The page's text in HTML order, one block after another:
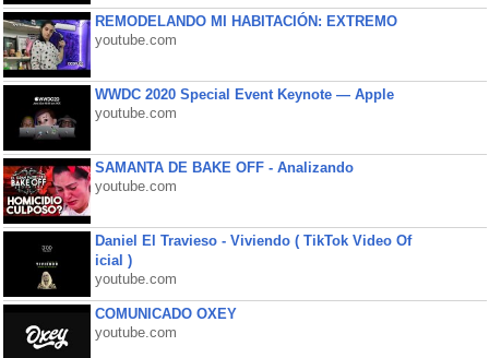
REMODELANDO MI HABITACIÓN: EXTREMO
youtube.com
WWDC 2020 Special Event Keynote — Apple
youtube.com
SAMANTA DE BAKE OFF - Analizando
youtube.com
Daniel El Travieso - Viviendo ( TikTok Video Of
icial )
youtube.com
COMUNICADO OXEY
youtube.com